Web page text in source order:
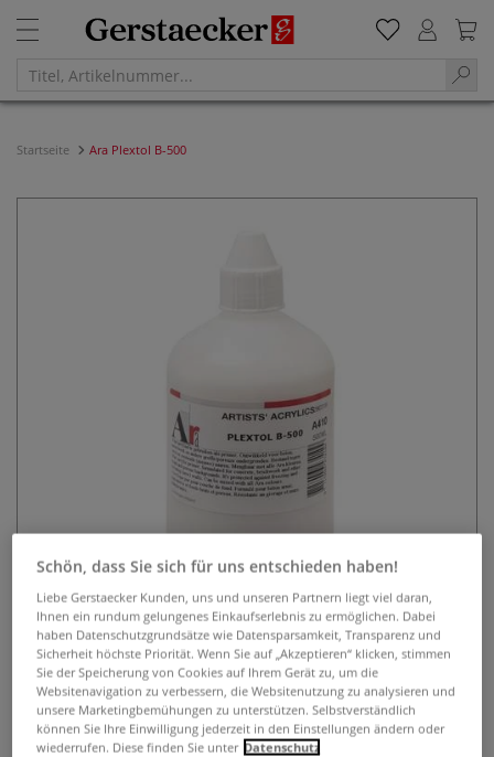
Startseite Ara Plextol B-500
Ara Plextol B-500
0 Bewertungen
Schön, dass Sie sich für uns entschieden haben!
Liebe Gerstaecker Kunden, uns und unseren Partnern liegt viel daran,
Ihnen ein rundum gelungenes Einkaufserlebnis zu ermöglichen. Dabei
haben Datenschutzgrundsätze wie Datensparsamkeit, Transparenz und
Sicherheit höchste Priorität. Wenn Sie auf „Akzeptieren“ klicken, stimmen
Sie der Speicherung von Cookies auf Ihrem Gerät zu, um die
Websitenavigation zu verbessern, die Websitenutzung zu analysieren und
unsere Marketingbemühungen zu unterstützen. Selbstverständlich
können Sie Ihre Einwilligung jederzeit in den Einstellungen ändern oder
wiederrufen. Diese finden Sie unter Datenschutz